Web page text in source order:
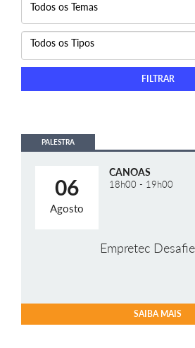
Todos os Temas
Todos os Tipos
PALESTRA
06
Agosto
CANOAS
18h00 - 19h00
Empretec
SAIBA MAIS